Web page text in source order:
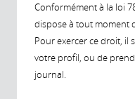
Conformément à la loi
dispose à tout moment
Pour exercer ce droit,
votre profil, ou de
journal.